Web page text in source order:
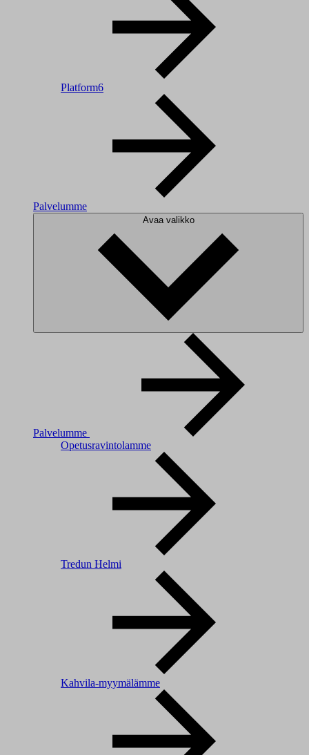
Platform6
Palvelumme
Avaa valikko
Palvelumme
Opetusravintolamme
Tredun Helmi
Kahvila-myymälämme